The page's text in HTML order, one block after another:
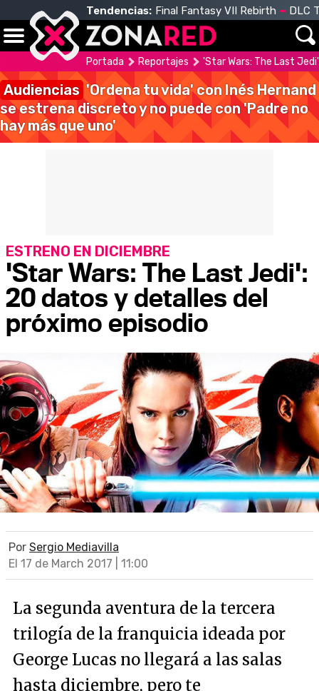
Tendencias: Final Fantasy VII Rebirth DLC
Portada Reportajes 'Star Wars: The Last
Audiencias 'Ordena tu vida' con Inés Hernand
se estrena discreto y no puede con 'Padre no
hay más que uno'
'Star Wars: The Last Jedi':
20 datos y detalles del
próximo episodio
ESTRENO EN DICIEMBRE
Por Sergio Mediavilla
El 17 de March 2017 | 11:00
La segunda aventura de la tercera
trilogía de la franquicia ideada por
George Lucas no llegará a las salas
hasta diciembre, pero te